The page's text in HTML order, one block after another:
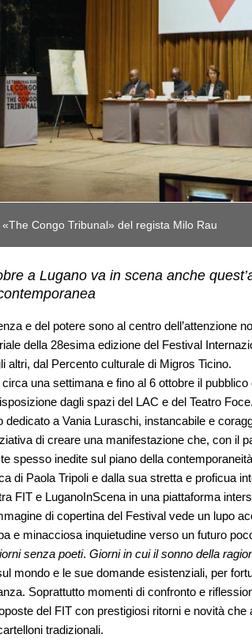
a Lugano va in scena anche
e del potere sono al centro dell’attenzione
della 28esima edizione del Festival
altri, dal Percento culturale di Migros Ticino.
una settimana e fino al 6 ottobre il
dagli spazi del LAC e del Teatro
dedicato a Vania Luraschi, instancabile e
di creare una manifestazione che, con il
spesso inedite sul piano della
di Paola Tripoli e dalla sua stretta e proficua
FIT e LuganoInScena in una piattaforma
di copertina del Festival vede un lupo
e minacciosa inquietudine verso un futuro
senza poeti. Giorni in cui il sonno della
mondo e le sue domande esistenziali, per
Soprattutto momenti di confronto e
del FIT con prestigiosi ritorni e novità
tradizionali.